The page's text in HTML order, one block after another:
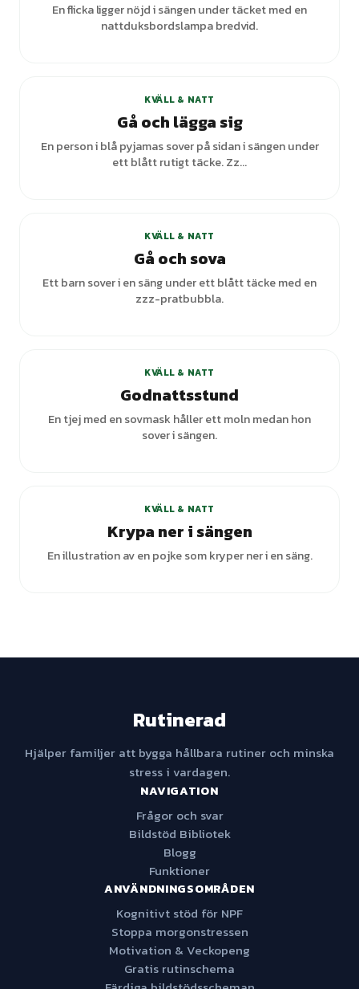
En flicka ligger nöjd i sängen under täcket med en
nattduksbordslampa bredvid.
KVÄLL & NATT
Gå och lägga sig
En person i blå pyjamas sover på sidan i sängen under
ett blått rutigt täcke. Zz...
KVÄLL & NATT
Gå och sova
Ett barn sover i en säng under ett blått täcke med en
zzz-pratbubbla.
KVÄLL & NATT
Godnattsstund
En tjej med en sovmask håller ett moln medan hon
sover i sängen.
KVÄLL & NATT
Krypa ner i sängen
En illustration av en pojke som kryper ner i en säng.
Rutinerad
Hjälper familjer att bygga hållbara rutiner och minska
stress i vardagen.
NAVIGATION
Frågor och svar
Bildstöd Bibliotek
Blogg
Funktioner
ANVÄNDNINGSOMRÅDEN
Kognitivt stöd för NPF
Stoppa morgonstressen
Motivation & Veckopeng
Gratis rutinschema